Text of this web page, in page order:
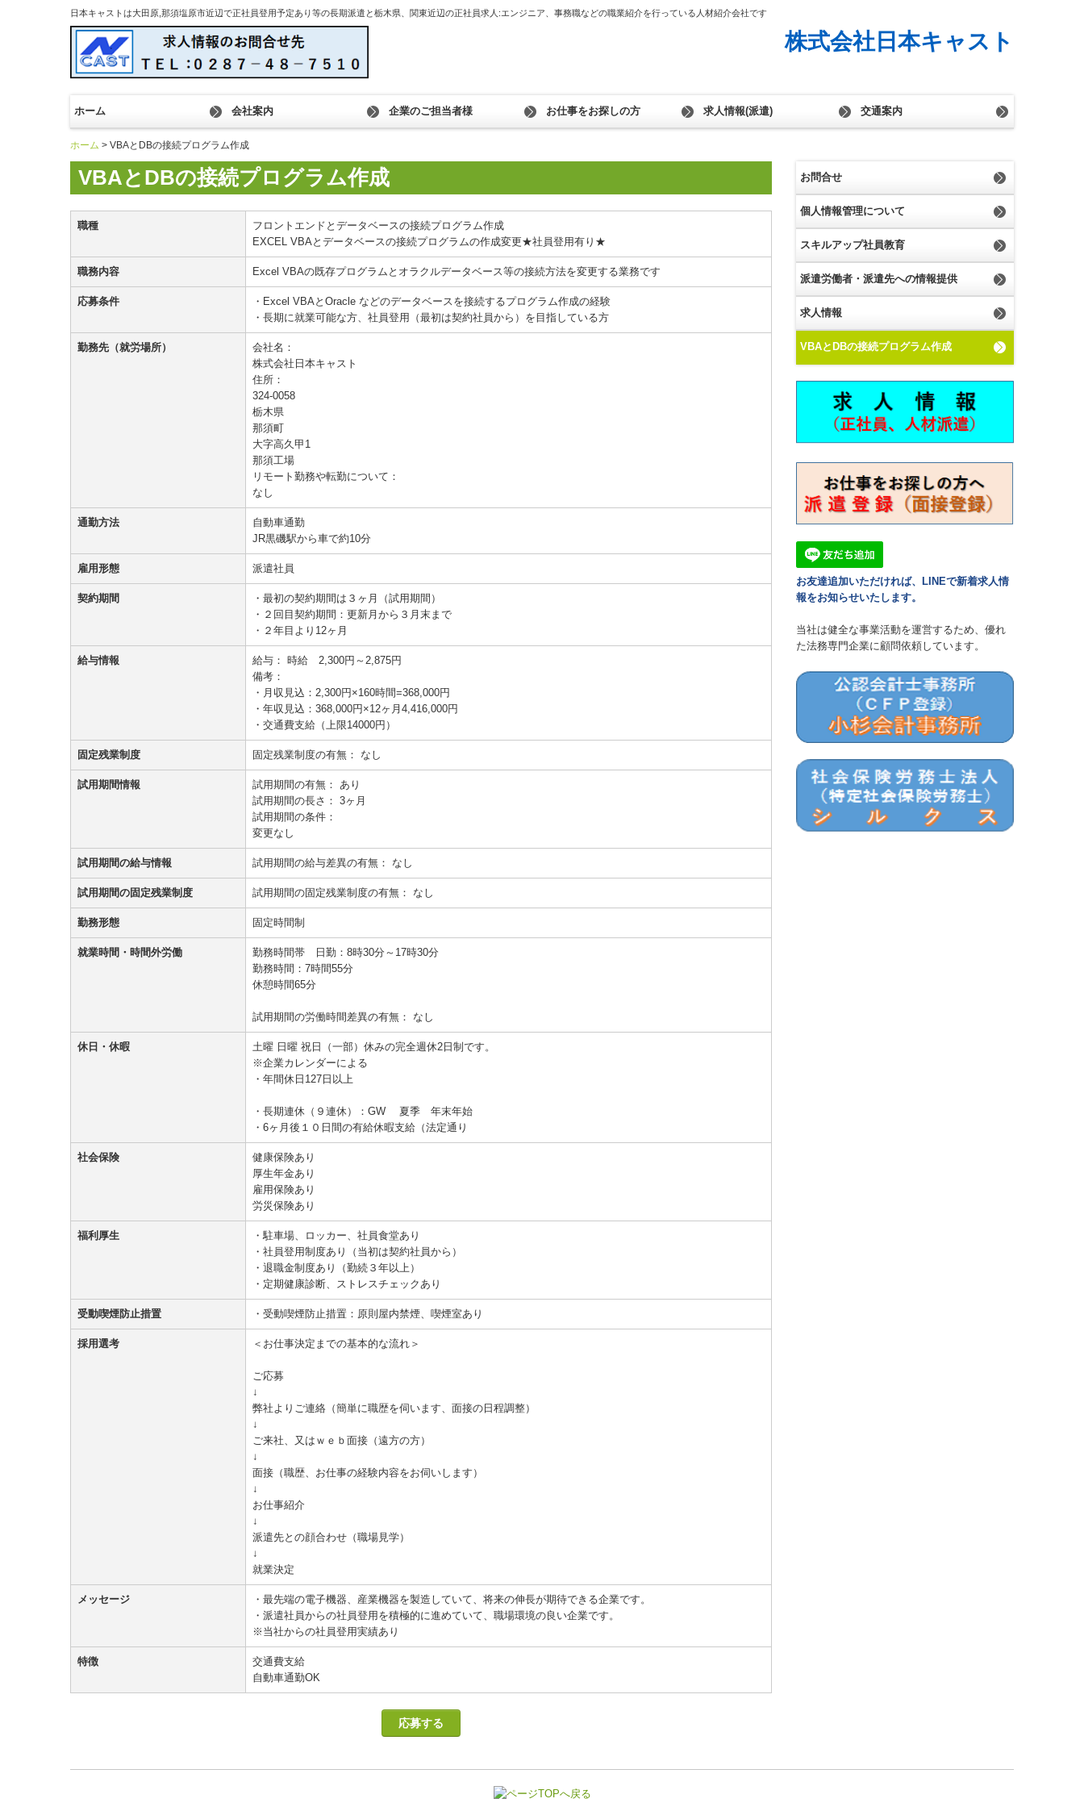
日本キャストは大田原,那須塩原市近辺で正社員登用予定あり等の長期派遣と栃木県、関東近辺の正社員求人:エンジニア、事務職などの職業紹介を行っている人材紹介会社です
株式会社日本キャスト
ホーム 会社案内 企業のご担当者様 お仕事をお探しの方 求人情報(派遣) 交通案内
ホーム VBAとDBの接続プログラム作成
VBAとDBの接続プログラム作成
職種
フロントエンドとデータベースの接続プログラム作成
EXCEL VBAとデータベースの接続プログラムの作成変更★社員登用有り★
職務内容 Excel VBAの既存プログラムとオラクルデータベース等の接続方法を変更する業務です
応募条件
・Excel VBAとOracle などのデータベースを接続するプログラム作成の経験
・長期に就業可能な方、社員登用（最初は契約社員から）を目指している方
勤務先（就労場所）
会社名：
株式会社日本キャスト
住所：
324-0058
栃木県
那須町
大字高久甲1
那須工場
リモート勤務や転勤について：
なし
通勤方法
自動車通勤
JR黒磯駅から車で約10分
雇用形態 派遣社員
契約期間
・最初の契約期間は３ヶ月（試用期間）
・２回目契約期間：更新月から３月末まで
・２年目より12ヶ月
給与情報 給与： 時給 2,300円～2,875円
備考：
・月収見込：2,300円×160時間=368,000円
・年収見込：368,000円×12ヶ月4,416,000円
・交通費支給（上限14000円）
固定残業制度 固定残業制度の有無： なし
試用期間情報 試用期間の有無： あり
試用期間の長さ： 3ヶ月
試用期間の条件：
変更なし
試用期間の給与情報 試用期間の給与差異の有無： なし
試用期間の固定残業制度 試用期間の固定残業制度の有無： なし
勤務形態 固定時間制
就業時間・時間外労働
勤務時間帯 日勤：8時30分～17時30分
勤務時間：7時間55分
休憩時間65分
試用期間の労働時間差異の有無： なし
休日・休暇
土曜 日曜 祝日（一部）休みの完全週休2日制です。
※企業カレンダーによる
・年間休日127日以上
・長期連休（９連休）：GW 夏季 年末年始
・6ヶ月後１０日間の有給休暇支給（法定通り
社会保険
健康保険あり
厚生年金あり
雇用保険あり
労災保険あり
福利厚生
・駐車場、ロッカー、社員食堂あり
・社員登用制度あり（当初は契約社員から）
・退職金制度あり（勤続３年以上）
・定期健康診断、ストレスチェックあり
受動喫煙防止措置 ・受動喫煙防止措置：原則屋内禁煙、喫煙室あり
採用選考 ＜お仕事決定までの基本的な流れ＞
ご応募
↓
弊社よりご連絡（簡単に職歴を伺います、面接の日程調整）
↓
ご来社、又はｗｅｂ面接（遠方の方）
↓
面接（職歴、お仕事の経験内容をお伺いします）
↓
お仕事紹介
↓
派遣先との顔合わせ（職場見学）
↓
就業決定
メッセージ
・最先端の電子機器、産業機器を製造していて、将来の伸長が期待できる企業です。
・派遣社員からの社員登用を積極的に進めていて、職場環境の良い企業です。
※当社からの社員登用実績あり
特徴
交通費支給
自動車通勤OK
応募する
お問合せ
個人情報管理について
スキルアップ社員教育
派遣労働者・派遣先への情報提供
求人情報
VBAとDBの接続プログラム作成
お友達追加いただければ、LINEで新着求人情
報をお知らせいたします。
当社は健全な事業活動を運営するため、優れ
た法務専門企業に顧問依頼しています。